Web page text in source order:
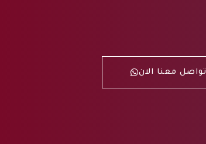
تواصل معنا الان